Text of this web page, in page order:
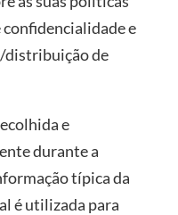
e
distribuição de
e
durante a
típica da
é utilizada para